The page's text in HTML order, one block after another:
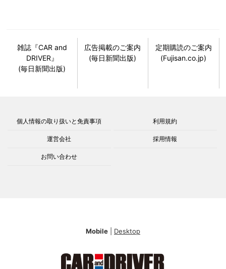
雑誌『CAR and
DRIVER』
(毎日新聞出版)
広告掲載のご案内
(毎日新聞出版)
定期購読のご案内
(Fujisan.co.jp)
個人情報の取り扱いと免責事項 利用規約
運営会社 採用情報
お問い合わせ
Mobile Desktop